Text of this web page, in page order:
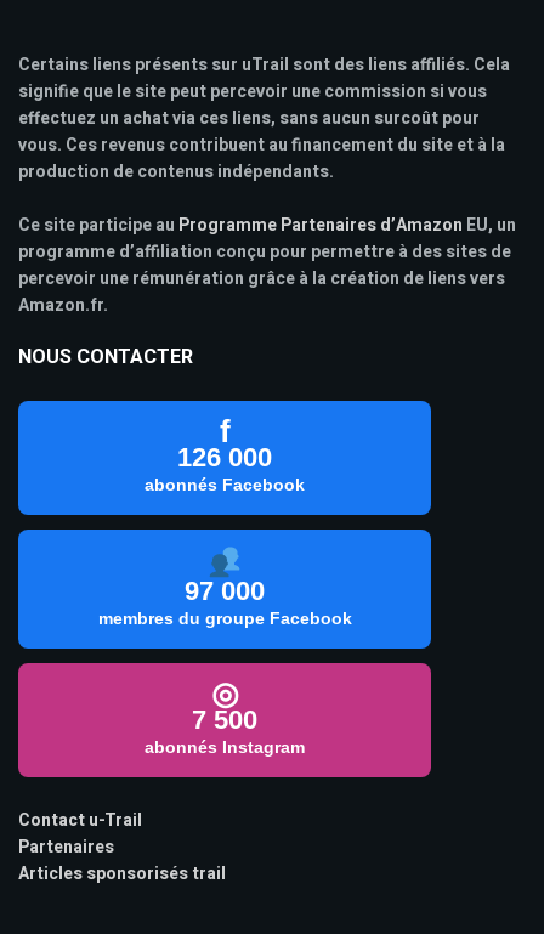
Certains liens présents sur uTrail sont des liens affiliés. Cela
signifie que le site peut percevoir une commission si vous
effectuez un achat via ces liens, sans aucun surcoût pour
vous. Ces revenus contribuent au financement du site et à la
production de contenus indépendants.
Ce site participe au Programme Partenaires d’Amazon EU, un
programme d’affiliation conçu pour permettre à des sites de
percevoir une rémunération grâce à la création de liens vers
Amazon.fr.
NOUS CONTACTER
f
126 000
abonnés Facebook
97 000
membres du groupe Facebook
◎
7 500
abonnés Instagram
Contact u-Trail
Partenaires
Articles sponsorisés trail